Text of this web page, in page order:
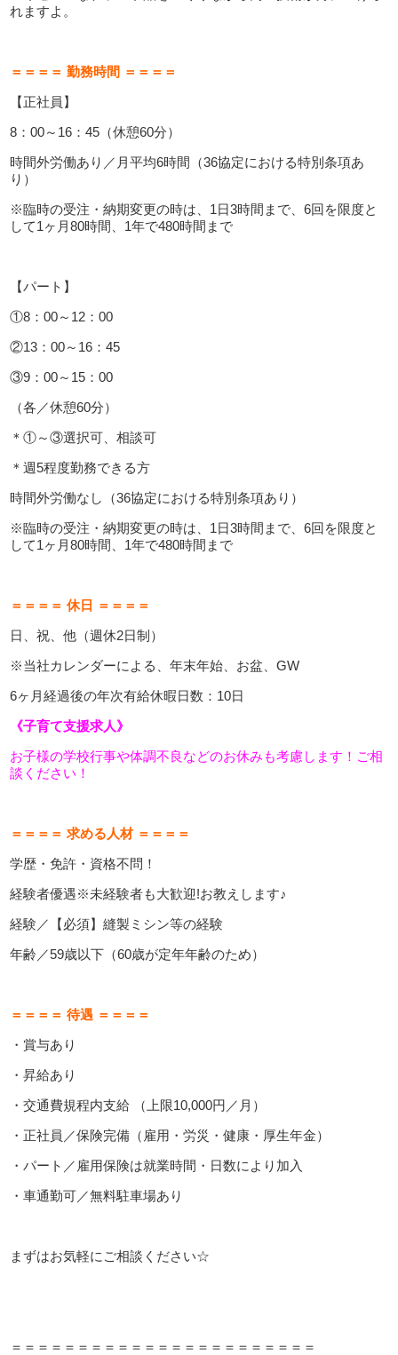
れますよ。
＝＝＝＝ 勤務時間 ＝＝＝＝
【正社員】
8：00～16：45（休憩60分）
時間外労働あり／月平均6時間（36協定における特別条項あ
り）
※臨時の受注・納期変更の時は、1日3時間まで、6回を限度と
して1ヶ月80時間、1年で480時間まで
【パート】
①8：00～12：00
②13：00～16：45
③9：00～15：00
（各／休憩60分）
＊①～③選択可、相談可
＊週5程度勤務できる方
時間外労働なし（36協定における特別条項あり）
※臨時の受注・納期変更の時は、1日3時間まで、6回を限度と
して1ヶ月80時間、1年で480時間まで
＝＝＝＝ 休日 ＝＝＝＝
日、祝、他（週休2日制）
※当社カレンダーによる、年末年始、お盆、GW
6ヶ月経過後の年次有給休暇日数：10日
《子育て支援求人》
お子様の学校行事や体調不良などのお休みも考慮します！ ご相
談ください！
＝＝＝＝ 求める人材 ＝＝＝＝
学歴・免許・資格不問！
経験者優遇※未経験者も大歓迎!お教えします♪
経験／【必須】縫製ミシン等の経験
年齢／59歳以下（60歳が定年年齢のため）
＝＝＝＝ 待遇 ＝＝＝＝
・賞与あり
・昇給あり
・交通費規程内支給 （上限10,000円／月）
・正社員／保険完備（雇用・労災・健康・厚生年金）
・パート／雇用保険は就業時間・日数により加入
・車通勤可／無料駐車場あり
まずはお気軽にご相談ください☆
＝＝＝＝＝＝＝＝＝＝＝＝＝＝＝＝＝＝＝＝＝＝＝